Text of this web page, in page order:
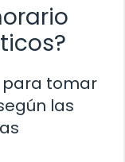
para tomar
las